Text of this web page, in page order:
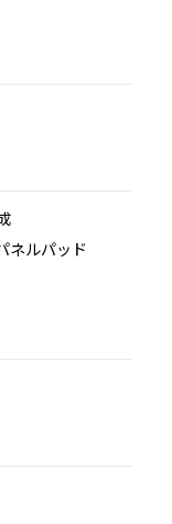
ネルパッド